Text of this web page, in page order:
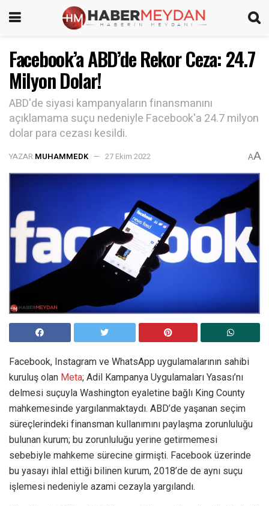
Facebook’a ABD’de Rekor Ceza: 24.7
Milyon Dolar!
ABD'de siyasi kampanyaların finansmanını
açıklamama suçu nedeniyle Facebook'a 24.7 milyon
dolar para cezası kesildi.
YAZAR MUHAMMEDK 27 Ekim 2022 AA
Facebook, Instagram ve WhatsApp uygulamalarının sahibi
kuruluş olan Meta; Adil Kampanya Uygulamaları Yasası’nı
delmesi suçuyla Washington eyaletine bağlı King County
mahkemesinde yargılanmaktaydı. ABD’de yaşanan seçim
süreçlerindeki finansman kullanımını paylaşma zorunluluğu
bulunan kurum; bu zorunluluğu yerine getirmemesi
sebebiyle mahkeme sürecine girmişti. Facebook üzerinde
bu yasayı ihlal ettiği bilinen kurum, 2018’de de aynı suçu
işlemesi nedeniyle azami cezayla yargılandı.